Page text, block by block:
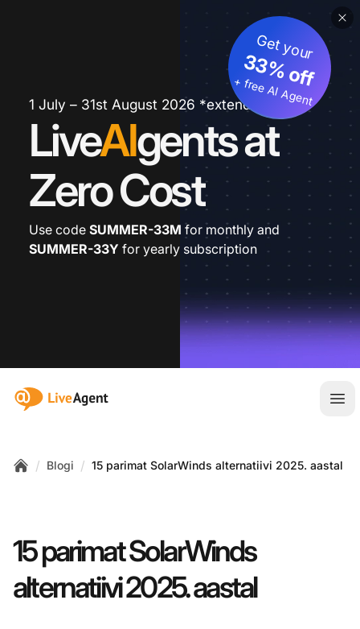
1 July – 31st August 2026 *extended
LiveAIgents at
Zero Cost
Get your
33% off
+ free AI Agent
Use code SUMMER-33M for monthly and
SUMMER-33Y for yearly subscription
:site.title
/ Blogi / 15 parimat SolarWinds alternatiivi 2025. aastal
15 parimat SolarWinds
alternatiivi 2025. aastal